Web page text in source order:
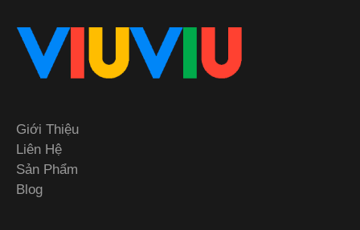
Giới Thiệu
Liên Hệ
Sản Phẩm
Blog